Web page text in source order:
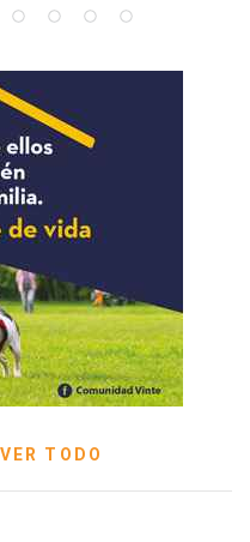
VER TODO